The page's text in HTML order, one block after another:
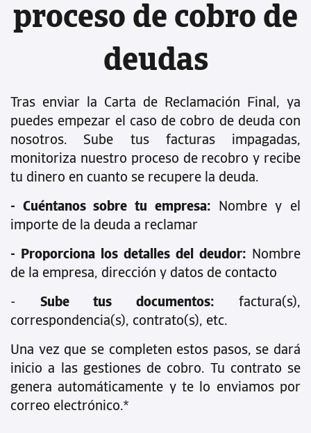
proceso de cobro de
deudas
Tras enviar la Carta de Reclamación Final, ya
puedes empezar el caso de cobro de deuda con
nosotros. Sube tus facturas impagadas,
monitoriza nuestro proceso de recobro y recibe
tu dinero en cuanto se recupere la deuda.
- Cuéntanos sobre tu empresa:
Nombre y el
importe de la deuda a reclamar
- Proporciona los detalles del deudor: Nombre
de la empresa, dirección y datos de contacto
- Sube tus documentos: factura(s),
correspondencia(s), contrato(s), etc.
Una vez que se completen estos pasos, se dará
inicio a las gestiones de cobro. Tu contrato se
genera automáticamente y te lo enviamos por
correo electrónico.*